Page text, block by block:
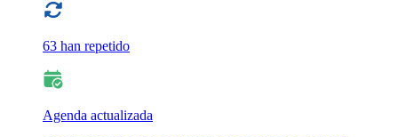
63 han repetido
Agenda actualizada